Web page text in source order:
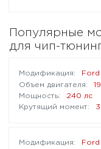
Популярные
для чип-
240 лс